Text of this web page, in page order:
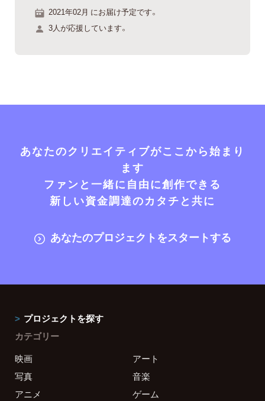
2021年02月 にお届け予定です。
3人が応援しています。
あなたのクリエイティブがここから始まり
ます
ファンと一緒に自由に創作できる
新しい資金調達のカタチと共に
あなたのプロジェクトをスタートする
プロジェクトを探す
カテゴリー
映画
アート
写真
音楽
アニメ
ゲーム